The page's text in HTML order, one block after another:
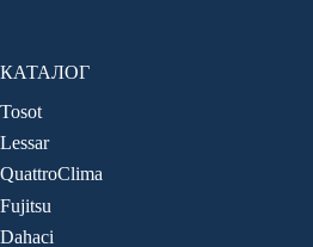
КАТАЛОГ
Tosot
Lessar
QuattroClima
Fujitsu
Dahaci